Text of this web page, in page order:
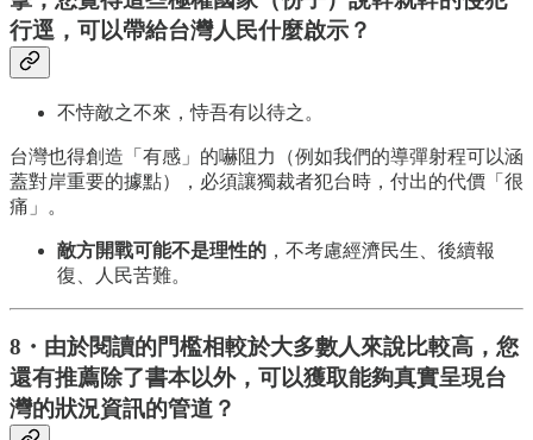
行逕，可以帶給台灣人民什麼啟示？
不恃敵之不來，恃吾有以待之。
台灣也得創造「有感」的嚇阻力（例如我們的導彈射程可以涵
蓋對岸重要的據點），必須讓獨裁者犯台時，付出的代價「很
痛」。
敵方開戰可能不是理性的 ，不考慮經濟民生、後續報
復、人民苦難。
8・由於閱讀的門檻相較於大多數人來說比較高，您
還有推薦除了書本以外，可以獲取能夠真實呈現台
灣的狀況資訊的管道？